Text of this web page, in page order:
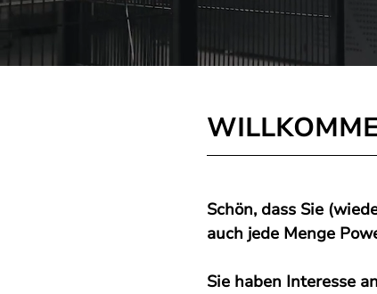
Schön, dass Sie
auch jede Menge
Sie haben Interesse